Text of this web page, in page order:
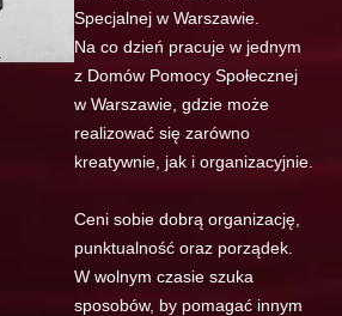
Specjalnej w Warszawie.
Na co dzień pracuje w jednym
z Domów Pomocy Społecznej
w Warszawie, gdzie może
realizować się zarówno
kreatywnie, jak i organizacyjnie.
Ceni sobie dobrą organizację,
punktualność oraz porządek.
W wolnym czasie szuka
sposobów, by pomagać innym